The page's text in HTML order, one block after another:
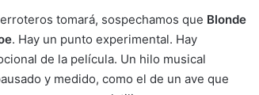
tomará, sospechamos que Blonde
. Hay un punto experimental. Hay
de la película. Un hilo musical
y medido, como el de un ave que